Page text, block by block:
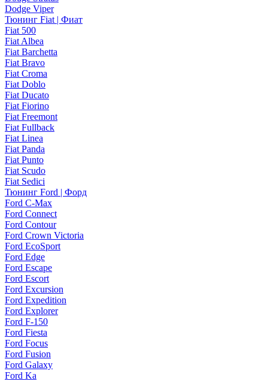
Dodge Viper
Тюнинг Fiat | Фиат
Fiat 500
Fiat Albea
Fiat Barchetta
Fiat Bravo
Fiat Croma
Fiat Doblo
Fiat Ducato
Fiat Fiorino
Fiat Freemont
Fiat Fullback
Fiat Linea
Fiat Panda
Fiat Punto
Fiat Scudo
Fiat Sedici
Тюнинг Ford | Форд
Ford C-Max
Ford Connect
Ford Contour
Ford Crown Victoria
Ford EcoSport
Ford Edge
Ford Escape
Ford Escort
Ford Excursion
Ford Expedition
Ford Explorer
Ford F-150
Ford Fiesta
Ford Focus
Ford Fusion
Ford Galaxy
Ford Ka